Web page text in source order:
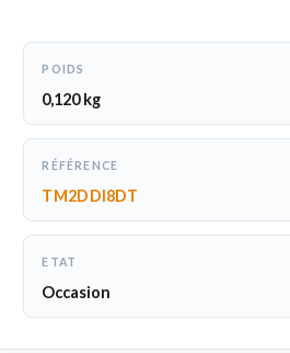
POIDS
0,120 kg
RÉFÉRENCE
TM2DDI8DT
ETAT
Occasion